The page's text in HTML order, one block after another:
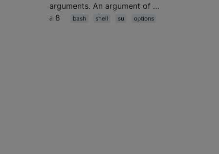
arguments. An argument of …
8
bash shell su options